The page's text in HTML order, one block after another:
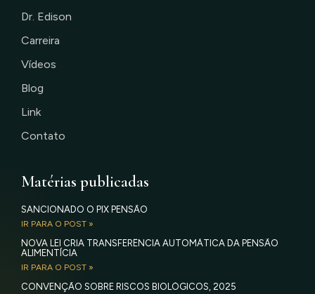
Dr. Edison
Carreira
Vídeos
Blog
Link
Contato
Matérias publicadas
SANCIONADO O PIX PENSÃO
IR PARA O POST »
NOVA LEI CRIA TRANSFERÊNCIA AUTOMÁTICA DA PENSÃO
ALIMENTÍCIA
IR PARA O POST »
CONVENÇÃO SOBRE RISCOS BIOLÓGICOS, 2025